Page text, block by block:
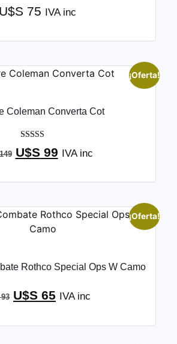
Valorado
con
U$S 75 IVA inc
¡Oferta!
Coleman Converta Cot
Valorado con
5.00
de 5
U$S99 IVA inc
¡Oferta!
Rothco Special Ops W Camo
U$S 65 IVA inc